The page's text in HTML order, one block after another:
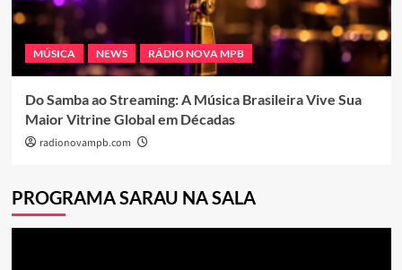
MÚSICA NEWS RÁDIO NOVA MPB
Do Samba ao Streaming: A Música Brasileira Vive Sua
Maior Vitrine Global em Décadas
radionovampb.com
PROGRAMA SARAU NA SALA